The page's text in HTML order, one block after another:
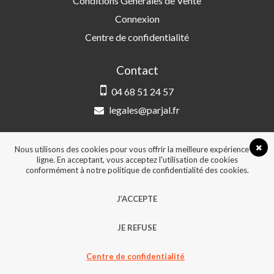
Connexion
Centre de confidentialité
Contact
04 68 51 24 57
legales@parjal.fr
3 Rue Saint-Amand, 66000 Perpignan
© 2026, Tous droits réservés - Design &
Nous utilisons des cookies pour vous offrir la meilleure expérience en
ligne. En acceptant, vous acceptez l'utilisation de cookies
conformément à notre politique de confidentialité des cookies.
J’ACCEPTE
JE REFUSE
Centre de confidentialité